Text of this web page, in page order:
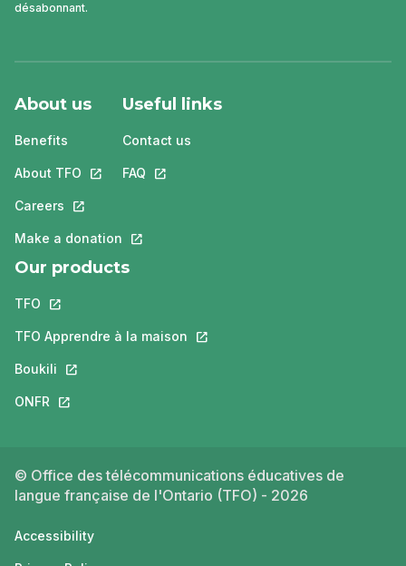
désabonnant.
About us
Benefits
About TFO This link will open in a new tab.
Careers This link will open in a new tab.
Make a donation This link will open in a new tab.
Useful links
Contact us
FAQ This link will open in a new tab.
Our products
TFO This link will open in a new tab.
TFO Apprendre à la maison This link will open in a new tab.
Boukili This link will open in a new tab.
ONFR This link will open in a new tab.
© Office des télécommunications éducatives de
langue française de l'Ontario (TFO) - 2026
Accessibility